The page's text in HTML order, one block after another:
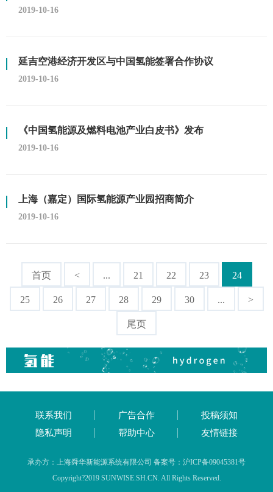
2019-10-16
延吉空港经济开发区与中国氢能签署合作协议
2019-10-16
《中国氢能源及燃料电池产业白皮书》发布
2019-10-16
上海（嘉定）国际氢能源产业园招商简介
2019-10-16
首页 < ... 21 22 23 24
25 26 27 28 29 30 ... >
尾页
联系我们 广告合作
投稿须知
隐私声明
帮助中心 友情链接
承办方：上海舜华新能源系统有限公司 备案号：沪ICP备09045381号
Copyright?2019 SUNWISE.SH.CN. All Rights Reserved.